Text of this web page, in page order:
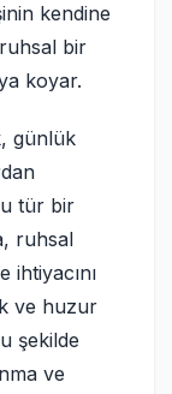
kendine
bir
koyar.
günlük
tür bir
ruhsal
ihtiyacını
ve huzur
şekilde
ve